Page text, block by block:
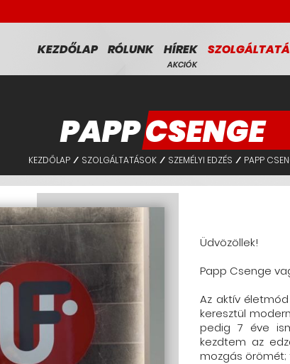
KEZDŐLAP RÓLUNK HÍREK
AKCIÓK
PAPP CSENGE
KEZDŐLAP / SZOLGÁLTATÁSOK / SZEMÉLYI EDZÉS / PAPP
Üdvözöllek!
Papp Csenge
Az aktív
keresztül
pedig 7 éve
kezdtem az
mozgás örömét;